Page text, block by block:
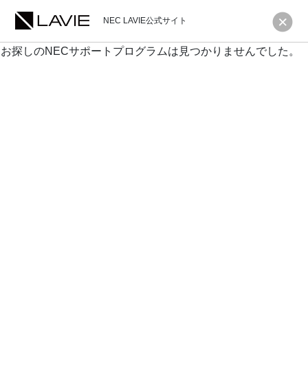
NEC LAVIE公式サイト
お探しのNECサポートプログラムは見つかりませんでした。